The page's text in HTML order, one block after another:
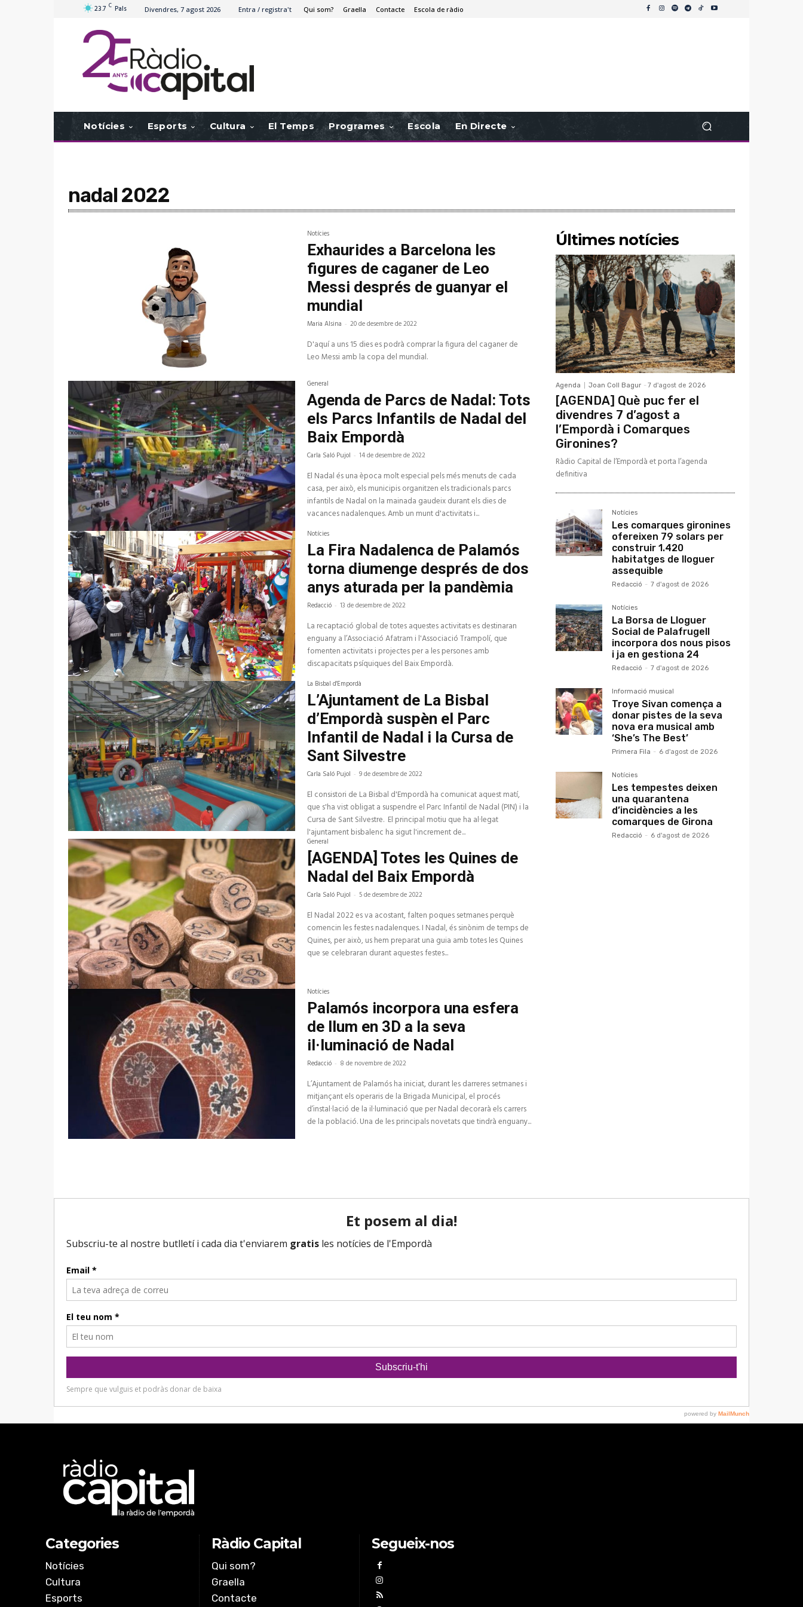
23.7 C Pals Divendres, 7 agost 2026 Entra / registra't Qui som? Graella Contacte Escola de ràdio
Notícies Esports Cultura El Temps Programes Escola En Directe
nadal 2022
Notícies
Exhaurides a Barcelona les
figures de caganer de Leo
Messi després de guanyar el
mundial
Maria Alsina - 20 de desembre de 2022
D'aquí a uns 15 dies es podrà comprar la figura del caganer de
Leo Messi amb la copa del mundial.
General
Agenda de Parcs de Nadal: Tots
els Parcs Infantils de Nadal del
Baix Empordà
Carla Saló Pujol - 14 de desembre de 2022
El Nadal és una època molt especial pels més menuts de cada
casa, per això, els municipis organitzen els tradicionals parcs
infantils de Nadal on la mainada gaudeix durant els dies de
vacances nadalenques. Amb un munt d'activitats i...
Notícies
La Fira Nadalenca de Palamós
torna diumenge després de dos
anys aturada per la pandèmia
Redacció - 13 de desembre de 2022
La recaptació global de totes aquestes activitats es destinaran
enguany a l’Associació Afatram i l'Associació Trampolí, que
fomenten activitats i projectes per a les persones amb
discapacitats psíquiques del Baix Empordà.
La Bisbal d'Empordà
L’Ajuntament de La Bisbal
d’Empordà suspèn el Parc
Infantil de Nadal i la Cursa de
Sant Silvestre
Carla Saló Pujol - 9 de desembre de 2022
El consistori de La Bisbal d'Empordà ha comunicat aquest matí,
que s'ha vist obligat a suspendre el Parc Infantil de Nadal (PIN) i la
Cursa de Sant Silvestre. El principal motiu que ha al·legat
l'ajuntament bisbalenc ha sigut l'increment de...
General
[AGENDA] Totes les Quines de
Nadal del Baix Empordà
Carla Saló Pujol - 5 de desembre de 2022
El Nadal 2022 es va acostant, falten poques setmanes perquè
comencin les festes nadalenques. I Nadal, és sinònim de temps de
Quines, per això, us hem preparat una guia amb totes les Quines
que se celebraran durant aquestes festes...
Notícies
Palamós incorpora una esfera
de llum en 3D a la seva
il·luminació de Nadal
Redacció - 8 de novembre de 2022
L’Ajuntament de Palamós ha iniciat, durant les darreres setmanes i
mitjançant els operaris de la Brigada Municipal, el procés
d’instal·lació de la il·luminació que per Nadal decorarà els carrers
de la població. Una de les principals novetats que tindrà enguany...
Últimes notícies
Agenda Joan Coll Bagur - 7 d'agost de 2026
[AGENDA] Què puc fer el
divendres 7 d’agost a
l’Empordà i Comarques
Gironines?
Ràdio Capital de l’Empordà et porta l’agenda
definitiva
Notícies
Les comarques gironines
ofereixen 79 solars per
construir 1.420
habitatges de lloguer
assequible
Redacció - 7 d'agost de 2026
Notícies
La Borsa de Lloguer
Social de Palafrugell
incorpora dos nous pisos
i ja en gestiona 24
Redacció - 7 d'agost de 2026
Informació musical
Troye Sivan comença a
donar pistes de la seva
nova era musical amb
‘She’s The Best’
Primera Fila - 6 d'agost de 2026
Notícies
Les tempestes deixen
una quarantena
d’incidències a les
comarques de Girona
Redacció - 6 d'agost de 2026
Categories
Notícies
Cultura
Esports
Ràdio Capital
Qui som?
Graella
Contacte
Segueix-nos